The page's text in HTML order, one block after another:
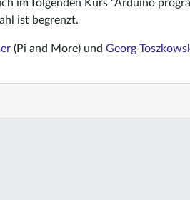
im folgenden Kurs "Arduino
ist begrenzt.
(Pi and More) und Georg